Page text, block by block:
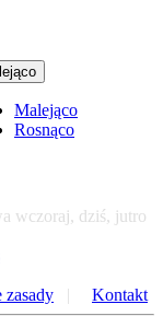
Malejąco
Rosnąco
wczoraj, dziś, jutro
zasady | Kontakt